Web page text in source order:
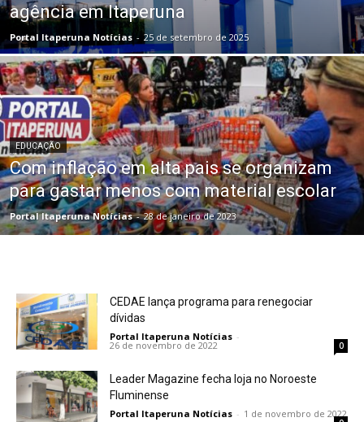
agência em Itaperuna
Portal Itaperuna Notícias - 25 de setembro de 2025
EDUCAÇÃO
Com inflação em alta pais se organizam
para gastar menos com material escolar
Portal Itaperuna Notícias - 28 de janeiro de 2023
CEDAE lança programa para renegociar
dívidas
Portal Itaperuna Notícias -
26 de novembro de 2022 0
Leader Magazine fecha loja no Noroeste
Fluminense
Portal Itaperuna Notícias - 1 de novembro de 2022